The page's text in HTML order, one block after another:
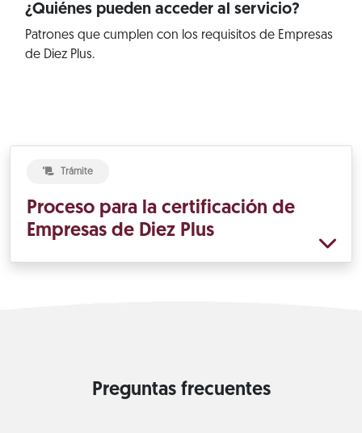
¿Quiénes pueden acceder al servicio?
Patrones que cumplen con los requisitos de Empresas
de Diez Plus.
Trámite
Proceso para la certificación de
Empresas de Diez Plus
Preguntas frecuentes